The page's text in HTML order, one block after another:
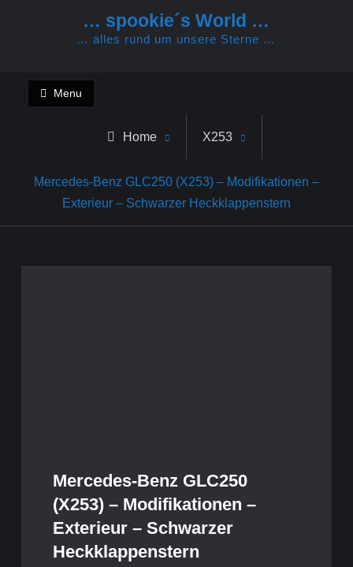
… spookie´s World …
… alles rund um unsere Sterne …
Menu
Home X253
Mercedes-Benz GLC250 (X253) – Modifikationen –
Exterieur – Schwarzer Heckklappenstern
Mercedes-Benz GLC250
(X253) – Modifikationen –
Exterieur – Schwarzer
Heckklappenstern